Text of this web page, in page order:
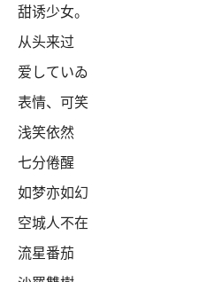
甜诱少女。
从头来过
爱していゐ
表情、可笑
浅笑依然
七分倦醒
如梦亦如幻
空城人不在
流星番茄